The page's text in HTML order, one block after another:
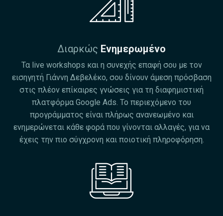
Διαρκώς Ενημερωμένο
Τα live workshops και η συνεχής επαφή σου με τον
εισηγητή Γιάννη Δεβελέκο, σου δίνουν άμεση πρόσβαση
στις πλέον επίκαιρες γνώσεις για τη διαφημιστική
πλατφόρμα Google Ads. Το περιεχόμενο του
προγράμματος είναι πλήρως ανανεωμένο και
ενημερώνεται κάθε φορά που γίνονται αλλαγές, για να
έχεις την πιο σύγχρονη και ποιοτική πληροφόρηση.